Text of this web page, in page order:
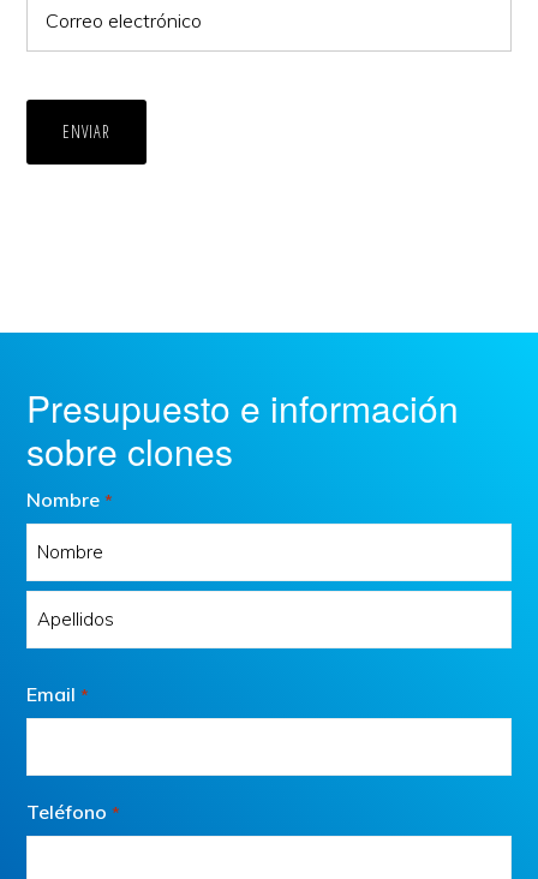
ENVIAR
Presupuesto e información
sobre clones
Nombre *
Nombre
Email *
Teléfono *